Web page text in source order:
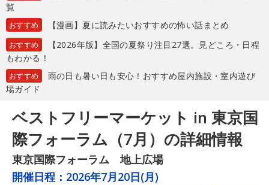
覧
おすすめ 【漫画】夏に読みたいおすすめの怖い話まとめ
おすすめ
【2026年版】全国の夏祭り注目27選。見どころ・日程
もわかる！
おすすめ
雨の日も暑い日も安心！おすすめ屋内施設・室内遊び
場ガイド
ベストフリーマーケット in 東京国
際フォーラム（7月）の詳細情報
東京国際フォーラム 地上広場
開催日程： 2026年7月20日(月)